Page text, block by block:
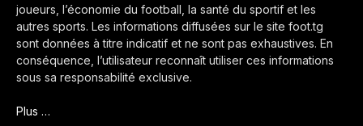
joueurs, l’économie du football, la santé du sportif et les
autres sports. Les informations diffusées sur le site foot.tg
sont données à titre indicatif et ne sont pas exhaustives. En
conséquence, l’utilisateur reconnaît utiliser ces informations
sous sa responsabilité exclusive.
Plus …